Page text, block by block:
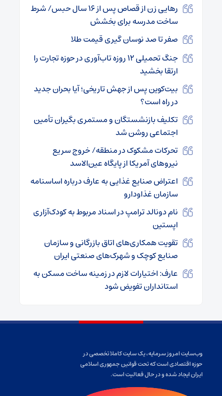
رهایی زن از قصاص پس از ۱۶ سال حبس/ شرط
ساخت مدرسه برای بخشش
صفر تا صد نوسان گیری قیمت طلا
جنگ تحمیلی ۱۲ روزه تاب‌آوری در حوزه تجارت را
ارتقا بخشید
بیت‌کوین پس از جهش تاریخی؛ آیا بحران جدید
در راه است؟
تکلیف بازنشستگان و مستمری بگیران تأمین
اجتماعی روشن شد
تحرکات مشکوک در منطقه/ خروج سریع
نیروهای آمریکا از پایگاه عین‌الاسد
اعتراض صنایع غذایی به عارف درباره اساسنامه
سازمان غذاودارو
نام دونالد ترامپ در اسناد مربوط به کودک‌آزاری
اپستین
تقویت همکاری‌های اتاق بازرگانی و سازمان
صنایع کوچک و شهرک‌های صنعتی ایران
عارف: اختیارات لازم در زمینه ساخت مسکن به
استانداران تفویض شود
وب‌سایت امروز سرمایه، یک سایت کاملا تخصصی در
حوزه اقتصادی است که تحت قوانین جمهوری اسلامی
ایران ایجاد شده و در حال فعالیت است.